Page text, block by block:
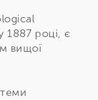
1887 році, є
вищої